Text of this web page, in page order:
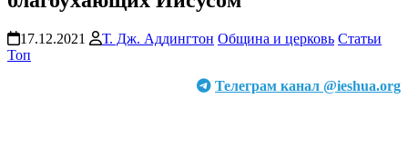
17.12.2021 Т. Дж. Аддингтон Община и церковь Статьи
Топ
Телеграм канал @ieshua.org